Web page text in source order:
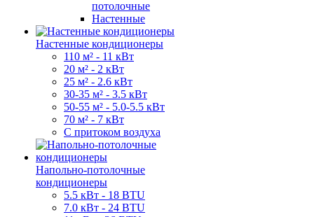
потолочные
Настенные
Настенные кондиционеры
110 м² - 11 кВт
20 м² - 2 кВт
25 м² - 2.6 кВт
30-35 м² - 3.5 кВт
50-55 м² - 5.0-5.5 кВт
70 м² - 7 кВт
С притоком воздуха
Напольно-потолочные
кондиционеры
5.5 кВт - 18 BTU
7.0 кВт - 24 BTU